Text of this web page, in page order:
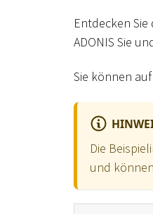
Entdecken
ADONIS Sie
Sie können
Die
und